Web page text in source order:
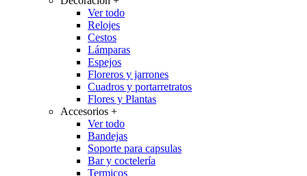
Ver todo
Relojes
Cestos
Lámparas
Espejos
Floreros y jarrones
Cuadros y portarretratos
Flores y Plantas
Accesorios +
Ver todo
Bandejas
Soporte para capsulas
Bar y coctelería
Termicos